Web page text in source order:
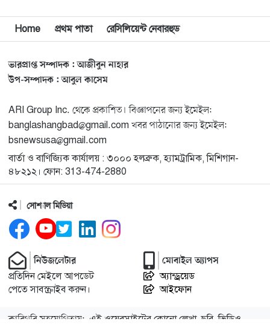
বিশ্বজুড়ে কূটনৈতিক পুনর্বিন্যাস, ৫ অঞ্চলে মিশন বন্ধ করছে
যুক্তরাষ্ট্র
১২
মিশিগানে ফ্রেন্ডস এন্ড ফ্যামিলির বনভোজনে প্রাণের উচ্ছ্বাস
১৩
মিশিগানে ডেমোক্র্যাটদের প্রাইমারিতে আল-সাইয়েদকে হারাতে
কেন এত মরিয়া ইসারায়েলি লবি এআইপ্যাক
১৪
মুনা দাওয়াহ কনফারেন্স ২০২৬ সম্পর্কে প্রেস ব্রিফিং
১৫
শেখ হাসিনার সঙ্গে সংবাদ সম্মেলনে থাকছেন সাকিব আল
হাসান
১৬
যুক্তরাষ্ট্রকে ছাড়ে বাধ্য করতে কোন কৌশলে ওয়াশিংটনের ওপর
চাপ বাড়াচ্ছে ইরান
১৭
ওয়ান
১৮
Home প্রথম পাতা রেসিলিয়েন্ট নেবারহুড
ভারপ্রাপ্ত সম্পাদক : আজীবুন নাহার
উপ-সম্পাদক : আবুল কাসেম
ARI Group Inc. থেকে প্রকাশিত। বিজ্ঞাপনের জন্য ইমেইল:
banglashangbad@gmail.com খবর পাঠানোর জন্য ইমেইল:
bsnewsusa@gmail.com
বার্তা ও বাণিজ্যিক কার্যালয় : ৩০০০ হলব্রুক, হ্যামট্রামিক, মিশিগান-
৪৮২১২। ফোন: 313-474-2880
সোশ্যাল মিডিয়া
নিউজলেটার
প্রতিদিন মেইলে আপডেট
পেতে সাবস্ক্রাইব করুন।
মোবাইল অ্যাপস
অ্যান্ড্রয়েড
আইফোন
কারিগরি সহযোগিতায়: এই ওয়েবসাইটের কোনো লেখা, ছবি, ভিডিও